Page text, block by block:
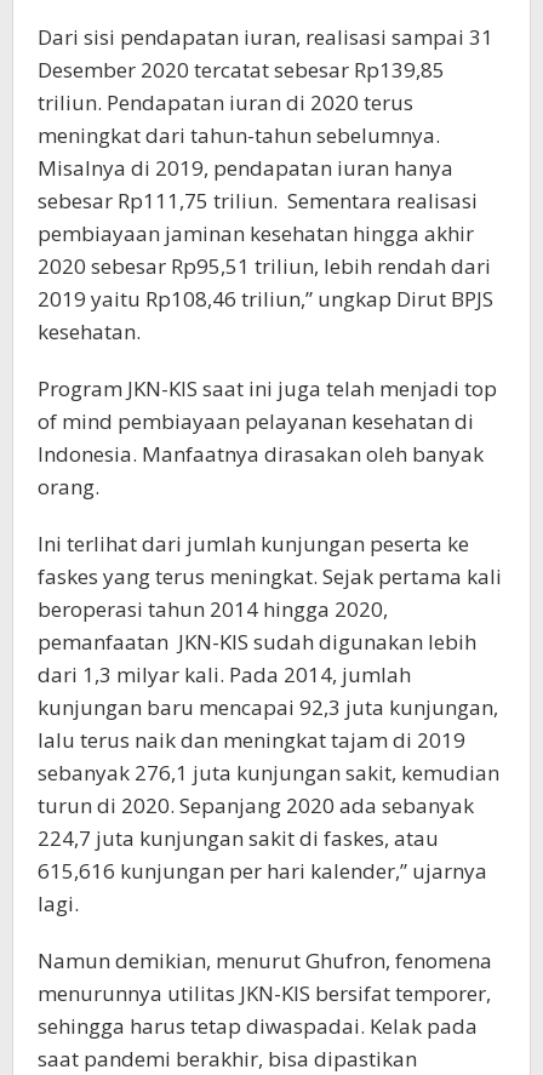
Dari sisi pendapatan iuran, realisasi sampai 31
Desember 2020 tercatat sebesar Rp139,85
triliun. Pendapatan iuran di 2020 terus
meningkat dari tahun-tahun sebelumnya.
Misalnya di 2019, pendapatan iuran hanya
sebesar Rp111,75 triliun. Sementara realisasi
pembiayaan jaminan kesehatan hingga akhir
2020 sebesar Rp95,51 triliun, lebih rendah dari
2019 yaitu Rp108,46 triliun,” ungkap Dirut BPJS
kesehatan.
Program JKN-KIS saat ini juga telah menjadi top
of mind pembiayaan pelayanan kesehatan di
Indonesia. Manfaatnya dirasakan oleh banyak
orang.
Ini terlihat dari jumlah kunjungan peserta ke
faskes yang terus meningkat. Sejak pertama kali
beroperasi tahun 2014 hingga 2020,
pemanfaatan JKN-KIS sudah digunakan lebih
dari 1,3 milyar kali. Pada 2014, jumlah
kunjungan baru mencapai 92,3 juta kunjungan,
lalu terus naik dan meningkat tajam di 2019
sebanyak 276,1 juta kunjungan sakit, kemudian
turun di 2020. Sepanjang 2020 ada sebanyak
224,7 juta kunjungan sakit di faskes, atau
615,616 kunjungan per hari kalender,” ujarnya
lagi.
Namun demikian, menurut Ghufron, fenomena
menurunnya utilitas JKN-KIS bersifat temporer,
sehingga harus tetap diwaspadai. Kelak pada
saat pandemi berakhir, bisa dipastikan